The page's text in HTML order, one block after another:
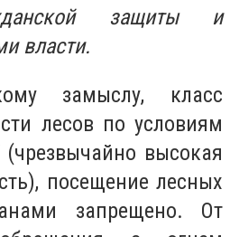
защиты и
власти.
замыслу, класс
лесов по условиям
высокая
посещение лесных
запрещено. От